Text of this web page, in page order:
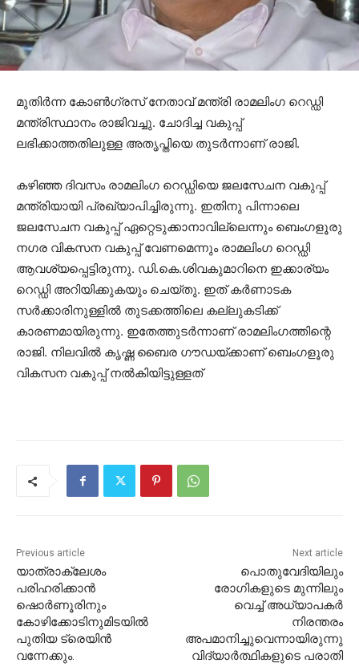
മുതിർന്ന കോൺഗ്രസ് നേതാവ് മന്ത്രി രാമലിംഗ റെഡ്ഡി
മന്ത്രിസ്ഥാനം രാജിവച്ചു. ചോദിച്ച വകുപ്പ്
ലഭിക്കാത്തതിലുള്ള അതൃപ്തിയെ തുടർന്നാണ് രാജി.
കഴിഞ്ഞ ദിവസം രാമലിംഗ റെഡ്ഡിയെ ജലസേചന വകുപ്പ്
മന്ത്രിയായി പ്രഖ്യാപിച്ചിരുന്നു. ഇതിനു പിന്നാലെ
ജലസേചന വകുപ്പ് ഏറ്റെടുക്കാനാവില്ലെന്നും ബെംഗളൂരു
നഗര വികസന വകുപ്പ് വേണമെന്നും രാമലിംഗ റെഡ്ഡി
ആവശ്യപ്പെട്ടിരുന്നു. ഡി.കെ.ശിവകുമാറിനെ ഇക്കാര്യം
റെഡ്ഡി അറിയിക്കുകയും ചെയ്തു. ഇത് കർണാടക
സർക്കാരിനുള്ളിൽ തുടക്കത്തിലെ കല്ലുകടിക്ക്
കാരണമായിരുന്നു. ഇതേത്തുടർന്നാണ് രാമലിംഗത്തിന്റെ
രാജി. നിലവിൽ കൃഷ്ണ ബൈര ഗൗഡയ്ക്കാണ് ബെംഗളൂരു
വികസന വകുപ്പ് നൽകിയിട്ടുള്ളത്
Previous article
യാത്രാക്ലേശം
പരിഹരിക്കാൻ
ഷൊർണൂരിനും
കോഴിക്കോടിനുമിടയിൽ
പുതിയ ട്രെയിൻ
വന്നേക്കും.
Next article
പൊതുവേദിയിലും
രോഗികളുടെ മുന്നിലും
വെച്ച്‌ അധ്യാപകര്‍
നിരന്തരം
അപമാനിച്ചുവെന്നായിരുന്നു
വിദ്യാര്‍ത്ഥികളുടെ പരാതി